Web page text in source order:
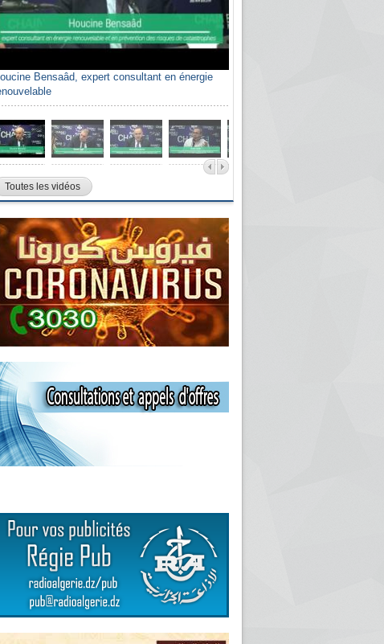
Bensaâd, expert consultant en énergie
Toutes les vidéos